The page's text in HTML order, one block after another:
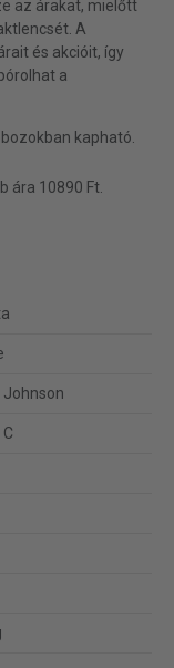
az árakat, mielőtt
A
és akcióit, így
a
kapható.
ára 10890 Ft.
Johnson